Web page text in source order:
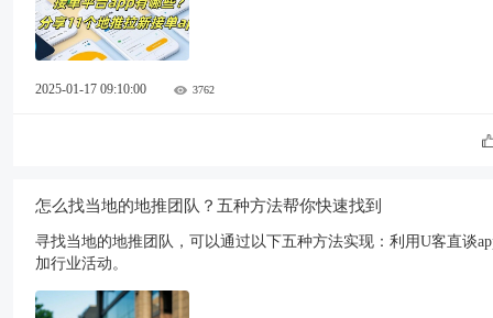
2025-01-17 09:10:00 3762
怎么找当地的地推团队？五种方法帮你快速找到
寻找当地的地推团队，可以通过以下五种方法实现：利用U客直谈
加行业活动。